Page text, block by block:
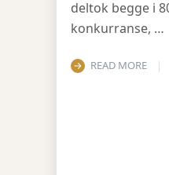
deltok begge i
konkurranse, …
READ MORE